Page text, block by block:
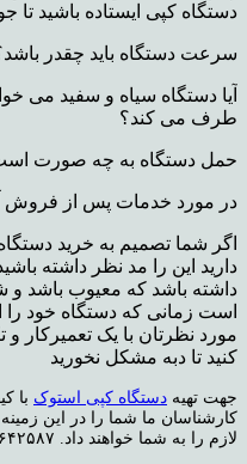
دستگاه کپی ایستاده باشید تا
سرعت دستگاه باید چقدر
آیا دستگاه سیاه و سفید می
طرف می کند؟
حمل دستگاه به چه صورت
در مورد خدمات پس از فروش
اگر شما تصمیم به خرید
دارید این را مد نظر داشته
داشته باشد که معیوب باشد و
است زمانی که دستگاه خود را
مورد نظرتان با یک تعمیرکار
کنید تا دبه مشکل نخورید
جهت تهیه دستگاه کپی استوک با
کارشناسان ما شما را در این
لازم را به شما خواهند داد. ۰۲۱۶۶۶۴۲۵۸۷